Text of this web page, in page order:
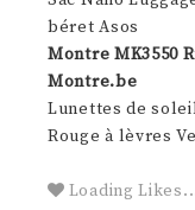
béret Asos
Montre MK3550
Montre.be
Lunettes de
Rouge à lèvres
Loading